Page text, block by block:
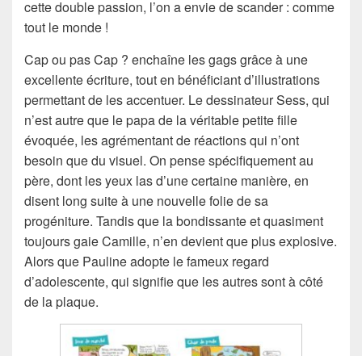
cette double passion, l’on a envie de scander : comme
tout le monde !
Cap ou pas Cap ? enchaîne les gags grâce à une
excellente écriture, tout en bénéficiant d’illustrations
permettant de les accentuer. Le dessinateur Sess, qui
n’est autre que le papa de la véritable petite fille
évoquée, les agrémentant de réactions qui n’ont
besoin que du visuel. On pense spécifiquement au
père, dont les yeux las d’une certaine manière, en
disent long suite à une nouvelle folie de sa
progéniture. Tandis que la bondissante et quasiment
toujours gaie Camille, n’en devient que plus explosive.
Alors que Pauline adopte le fameux regard
d’adolescente, qui signifie que les autres sont à côté
de la plaque.